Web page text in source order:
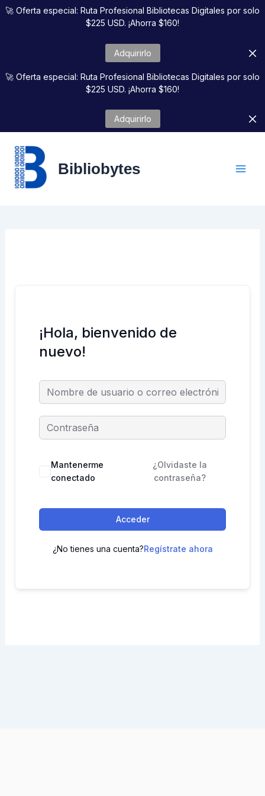
🚀 Oferta especial: Ruta Profesional Bibliotecas Digitales por solo
$225 USD. ¡Ahorra $160!
Adquirirlo
🚀 Oferta especial: Ruta Profesional Bibliotecas Digitales por solo
$225 USD. ¡Ahorra $160!
Adquirirlo
Ir
Bibliobytes
¡Hola, bienvenido de
nuevo!
Mantenerme
conectado
¿Olvidaste la
contraseña?
Acceder
¿No tienes una cuenta?Regístrate ahora